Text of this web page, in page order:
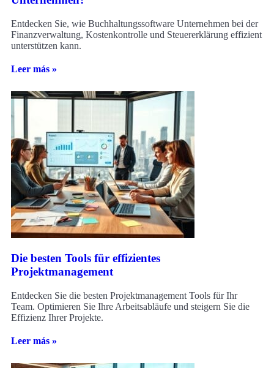
Entdecken Sie, wie Buchhaltungssoftware Unternehmen bei der
Finanzverwaltung, Kostenkontrolle und Steuererklärung effizient
unterstützen kann.
Leer más »
Die besten Tools für effizientes
Projektmanagement
Entdecken Sie die besten Projektmanagement Tools für Ihr
Team. Optimieren Sie Ihre Arbeitsabläufe und steigern Sie die
Effizienz Ihrer Projekte.
Leer más »